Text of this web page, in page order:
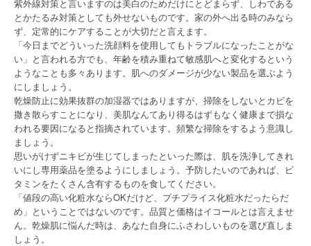
紫外線対策と言いますのは美白のためだけにとどまらず、しわである
とかたるみ対策としても外せないものです。家の外へ出る時のみなら
ず、定常的にケアすることが大切だと言えます。
「今日までどういった洗顔料を使用してもトラブルになったことがな
い」と言われる方でも、年齢を積み重ねて敏感肌へと変化するという
ようなことも多々あります。肌へのダメージが少ない製品を選ぶよう
にしましょう。
乾燥防止に効果抜群の加湿器ではありますが、掃除をしないとカビを
撒き散らすことになり、美肌なんてあり得るはずもなく健康まで損な
われる要因になると指摘されています。頻繁な掃除をするよう意識し
ましょう。
思いがけずニキビが生じてしまったといった際は、肌を洗浄してきれ
いにし専用薬品を塗るようにしましょう。予防したいのであれば、ビ
タミンをたくさん含有するものを食してください。
「値段の高い化粧水ならOKだけど、プチプライス化粧水だったらだ
め」ということではないのです。品質と価格はイコールとは言えませ
ん。乾燥肌に悩んだ時は、あなた自身にふさわしいものを選び直しま
しょう。